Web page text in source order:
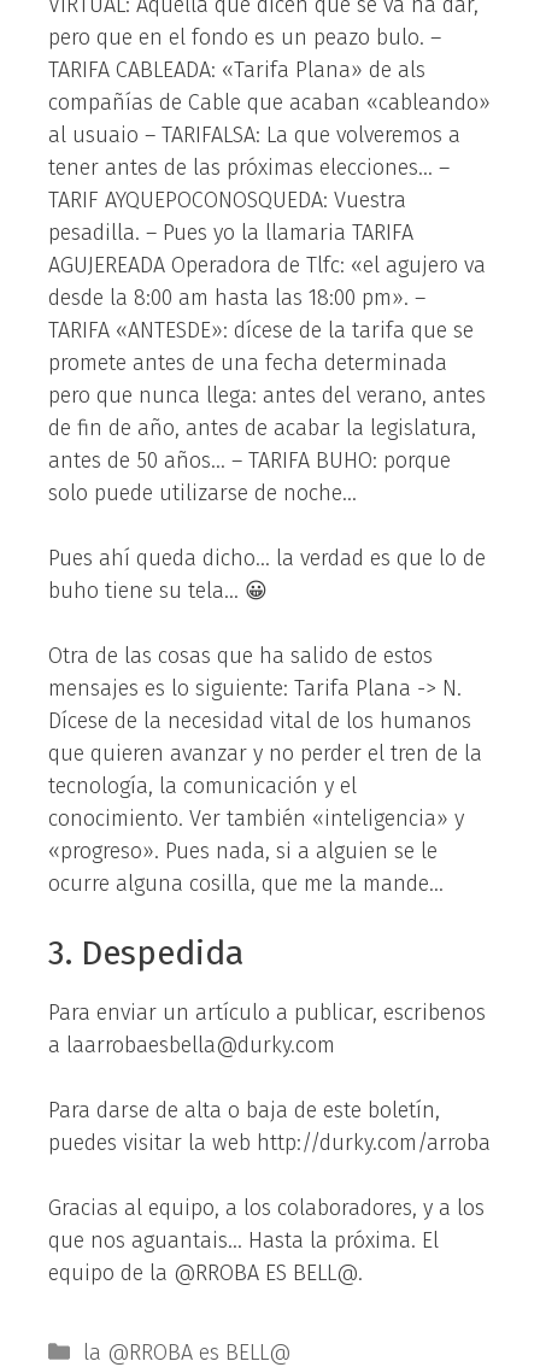
pero que en el fondo es un peazo bulo. –
TARIFA CABLEADA: «Tarifa Plana» de als
compañías de Cable que acaban «cableando»
al usuaio – TARIFALSA: La que volveremos a
tener antes de las próximas elecciones… –
TARIF AYQUEPOCONOSQUEDA: Vuestra
pesadilla. – Pues yo la llamaria TARIFA
AGUJEREADA Operadora de Tlfc: «el agujero va
desde la 8:00 am hasta las 18:00 pm». –
TARIFA «ANTESDE»: dícese de la tarifa que se
promete antes de una fecha determinada
pero que nunca llega: antes del verano, antes
de fin de año, antes de acabar la legislatura,
antes de 50 años… – TARIFA BUHO: porque
solo puede utilizarse de noche…
Pues ahí queda dicho… la verdad es que lo de
buho tiene su tela… 😀
Otra de las cosas que ha salido de estos
mensajes es lo siguiente: Tarifa Plana -> N.
Dícese de la necesidad vital de los humanos
que quieren avanzar y no perder el tren de la
tecnología, la comunicación y el
conocimiento. Ver también «inteligencia» y
«progreso». Pues nada, si a alguien se le
ocurre alguna cosilla, que me la mande…
3. Despedida
Para enviar un artículo a publicar, escribenos
a laarrobaesbella@durky.com
Para darse de alta o baja de este boletín,
puedes visitar la web http://durky.com/arroba
Gracias al equipo, a los colaboradores, y a los
que nos aguantais… Hasta la próxima. El
equipo de la @RROBA ES BELL@.
Categorías
la @RROBA es BELL@